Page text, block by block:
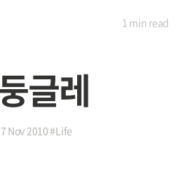
글레
Nov 2010#Life
1 min read